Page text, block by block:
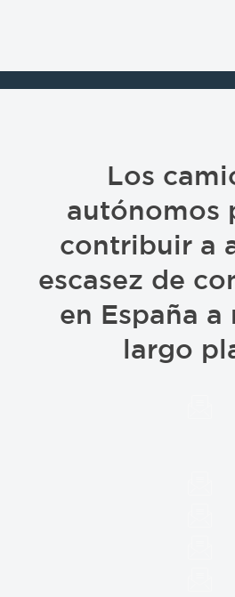
Los
autónomos
contribuir a
escasez de
en España a
largo